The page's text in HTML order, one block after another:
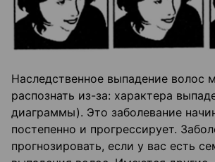
Наследственное выпадение волос
распознать из-за: характера
диаграммы). Это заболевание
постепенно и прогрессирует.
прогнозировать, если у вас есть